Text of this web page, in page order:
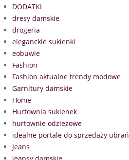
DODATKI
dresy damskie
drogeria
eleganckie sukienki
eobuwie
Fashion
Fashion aktualne trendy modowe
Garnitury damskie
Home
Hurtownia sukienek
hurtownie odzieżowe
idealne portale do sprzedaży ubrań
Jeans
jeansy damskie